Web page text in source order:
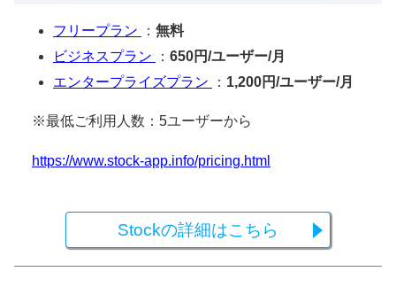
フリープラン ： 無料
ビジネスプラン
： 650円/ユーザー/月
エンタープライズプラン
： 1,200円/ユーザー/月
※最低ご利用人数：5ユーザーから
https://www.stock-app.info/pricing.html
Stockの詳細はこちら